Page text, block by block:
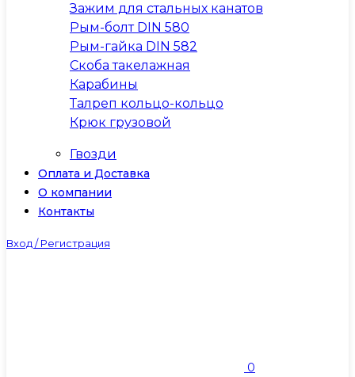
Зажим для стальных канатов
Рым-болт DIN 580
Рым-гайка DIN 582
Скоба такелажная
Карабины
Талреп кольцо-кольцо
Крюк грузовой
Гвозди
Оплата и Доставка
О компании
Контакты
Вход / Регистрация
0